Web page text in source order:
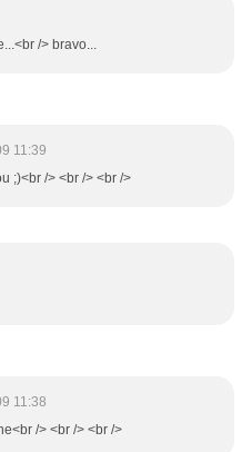
/> bravo...
11:39
;)<br /> <br /> <br />
11:38
/> <br /> <br />